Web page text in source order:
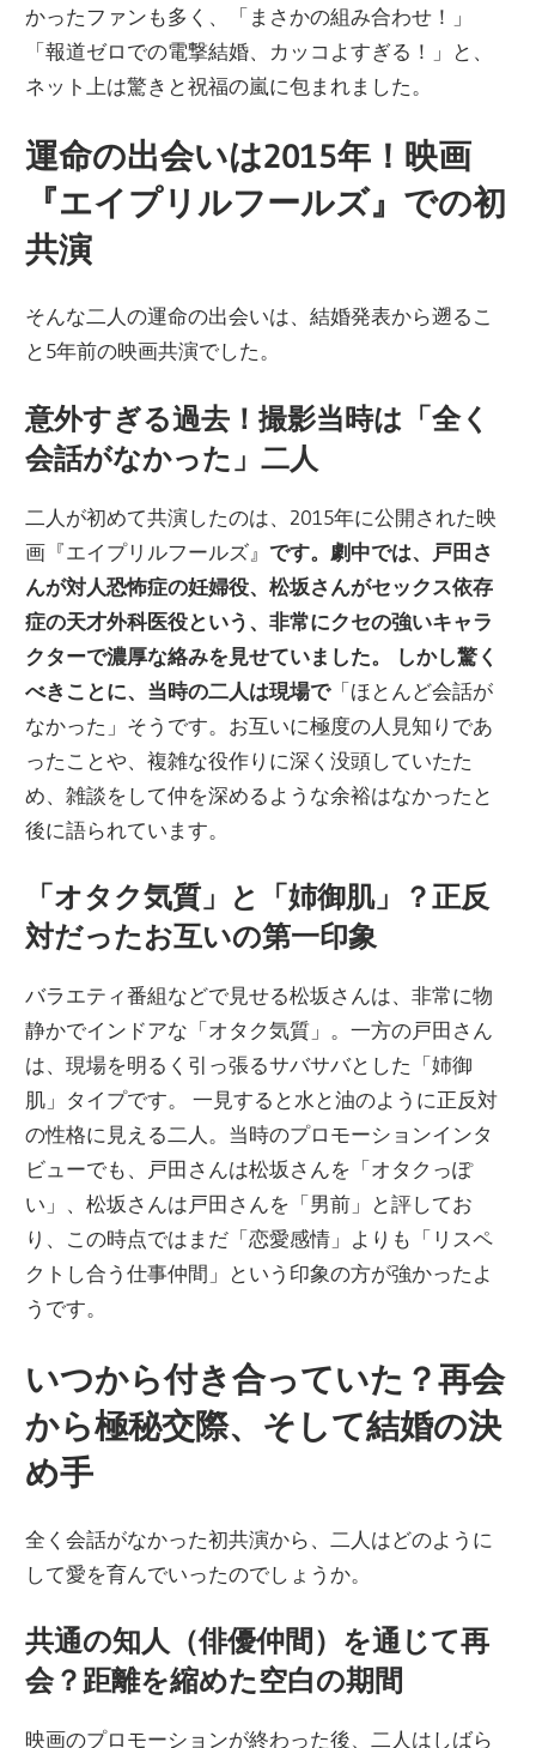
かったファンも多く、「まさかの組み合わせ！」
「報道ゼロでの電撃結婚、カッコよすぎる！」と、
ネット上は驚きと祝福の嵐に包まれました。
運命の出会いは2015年！映画
『エイプリルフールズ』での初
共演
そんな二人の運命の出会いは、結婚発表から遡るこ
と5年前の映画共演でした。
意外すぎる過去！撮影当時は「全く
会話がなかった」二人
二人が初めて共演したのは、2015年に公開された映
画『エイプリルフールズ』です。劇中では、戸田さ
んが対人恐怖症の妊婦役、松坂さんがセックス依存
症の天才外科医役という、非常にクセの強いキャラ
クターで濃厚な絡みを見せていました。 しかし驚く
べきことに、当時の二人は現場で「ほとんど会話が
なかった」そうです。お互いに極度の人見知りであ
ったことや、複雑な役作りに深く没頭していたた
め、雑談をして仲を深めるような余裕はなかったと
後に語られています。
「オタク気質」と「姉御肌」？正反
対だったお互いの第一印象
バラエティ番組などで見せる松坂さんは、非常に物
静かでインドアな「オタク気質」。一方の戸田さん
は、現場を明るく引っ張るサバサバとした「姉御
肌」タイプです。 一見すると水と油のように正反対
の性格に見える二人。当時のプロモーションインタ
ビューでも、戸田さんは松坂さんを「オタクっぽ
い」、松坂さんは戸田さんを「男前」と評してお
り、この時点ではまだ「恋愛感情」よりも「リスペ
クトし合う仕事仲間」という印象の方が強かったよ
うです。
いつから付き合っていた？再会
から極秘交際、そして結婚の決
め手
全く会話がなかった初共演から、二人はどのように
して愛を育んでいったのでしょうか。
共通の知人（俳優仲間）を通じて再
会？距離を縮めた空白の期間
映画のプロモーションが終わった後、二人はしばら